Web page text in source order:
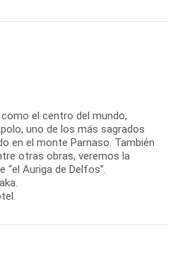
el centro del mundo,
uno de los más sagrados
en el monte Parnaso. También
otras obras, veremos la
Auriga de Delfos”.